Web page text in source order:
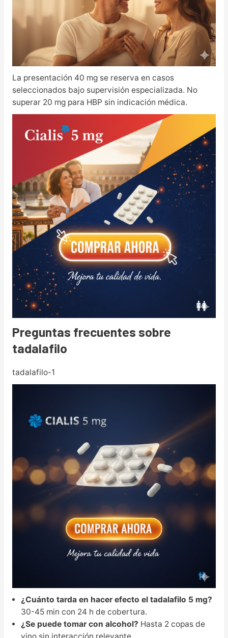
La presentación 40 mg se reserva en casos
seleccionados bajo supervisión especializada. No
superar 20 mg para HBP sin indicación médica.
Preguntas frecuentes sobre
tadalafilo
tadalafilo-1
¿Cuánto tarda en hacer efecto el tadalafilo 5 mg?
30-45 min con 24 h de cobertura.
¿Se puede tomar con alcohol? Hasta 2 copas de